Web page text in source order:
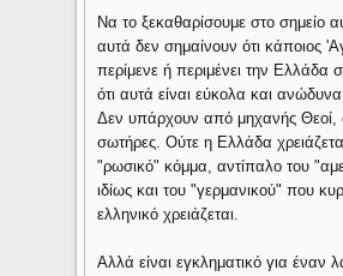
Να το ξεκαθαρίσουμε στο σημείο
αυτά δεν σημαίνουν ότι κάποιος
περίμενε ή περιμένει την Ελλάδα
ότι αυτά είναι εύκολα και
Δεν υπάρχουν από μηχανής Θεοί,
σωτήρες. Ούτε η Ελλάδα
"ρωσικό" κόμμα, αντίπαλο του
ιδίως και του "γερμανικού" που
ελληνικό χρειάζεται.
Αλλά είναι εγκληματικό για έναν